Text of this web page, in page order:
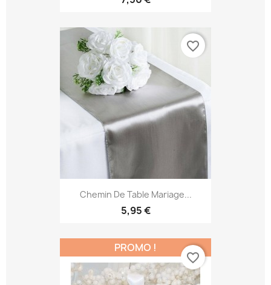
Chemin De Table Mariage...
5,95 €
favorite_border
PROMO !
favorite_border